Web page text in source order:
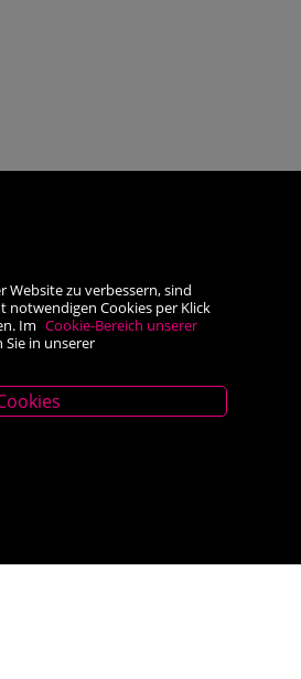
zu verbessern, sind
notwendigen Cookies per Klick
Im Cookie-Bereich unserer
in unserer